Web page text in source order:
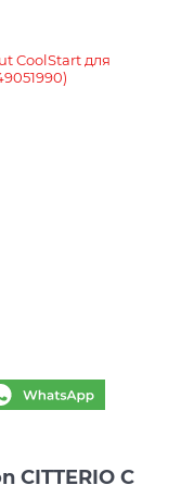
CoolStart для
C